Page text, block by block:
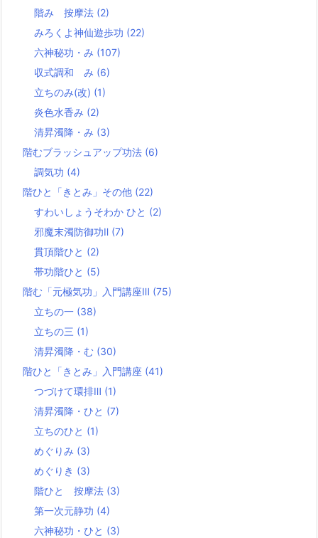
階み 按摩法 (2)
みろくよ神仙遊歩功 (22)
六神秘功・み (107)
収式調和 み (6)
立ちのみ(改) (1)
炎色水香み (2)
清昇濁降・み (3)
階むブラッシュアップ功法 (6)
調気功 (4)
階ひと「きとみ」その他 (22)
すわいしょうそわか ひと (2)
邪魔末濁防御功Ⅱ (7)
貫頂階ひと (2)
帯功階ひと (5)
階む「元極気功」入門講座Ⅲ (75)
立ちの一 (38)
立ちの三 (1)
清昇濁降・む (30)
階ひと「きとみ」入門講座 (41)
つづけて環排Ⅲ (1)
清昇濁降・ひと (7)
立ちのひと (1)
めぐりみ (3)
めぐりき (3)
階ひと 按摩法 (3)
第一次元静功 (4)
六神秘功・ひと (3)